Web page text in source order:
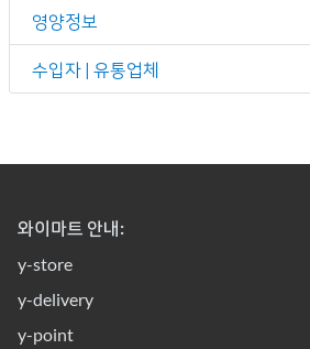
영양정보
수입자 | 유통업체
와이마트 안내:
y-store
y-delivery
y-point